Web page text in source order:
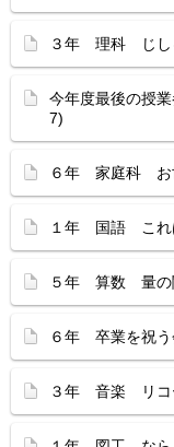
３年 理科 じし
今年度最後の授
7)
６年 家庭科 お
１年 国語 これ
５年 算数 量の
６年 卒業を祝う
３年 音楽 リコ